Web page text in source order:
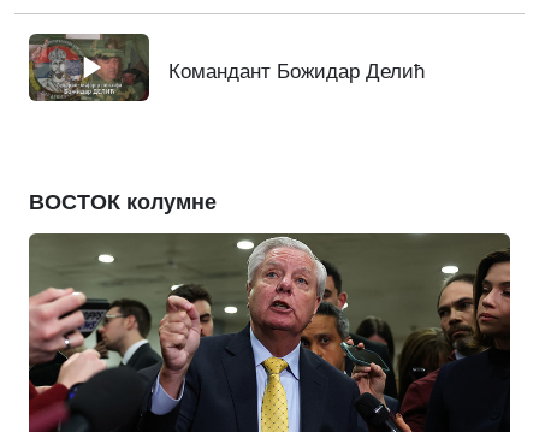
Командант Божидар Делић
ВОСТОК колумне